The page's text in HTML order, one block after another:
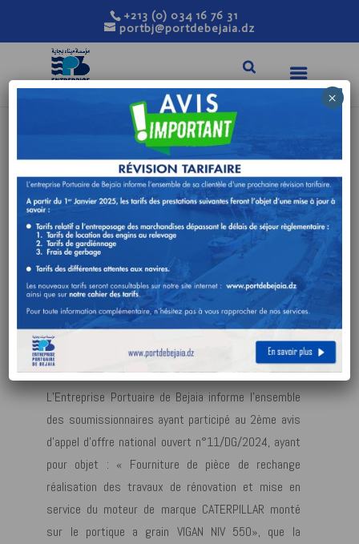
+213 (0) 034 16 76 31
portbj@portdebejaia.dz
AVIS
D’INFRUCTUOSITE
DE LA PROCÉDURE
DE PASSATION DE
MARCHES
Fév 25, 2025|Avis de consultation
L’Entreprise Portuaire de Bejaia informe l’ensemble
des soumissionnaires ayant participé au 2ème avis
d’appel d’offre national ouvert n°11/DG/2024, ayant
pour objet : « Fourniture de pièce de rechange
réalisation des travaux de rénovation et mise en
service du moteur de marque CATERPILLAR monté
sur le portique a grain VIGAN NIV 550», que la
×